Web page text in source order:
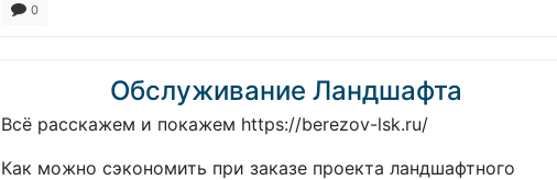
0
Обслуживание Ландшафта
Всё расскажем и покажем https://berezov-lsk.ru/
Как можно сэкономить при заказе проекта ландшафтного